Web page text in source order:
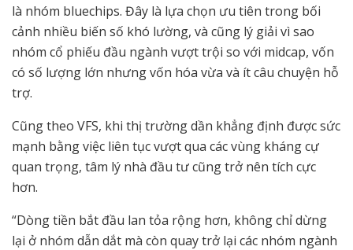
là nhóm bluechips. Đây là lựa chọn ưu tiên trong bối
cảnh nhiều biến số khó lường, và cũng lý giải vì sao
nhóm cổ phiếu đầu ngành vượt trội so với midcap, vốn
có số lượng lớn nhưng vốn hóa vừa và ít câu chuyện hỗ
trợ.
Cũng theo VFS, khi thị trường dần khẳng định được sức
mạnh bằng việc liên tục vượt qua các vùng kháng cự
quan trọng, tâm lý nhà đầu tư cũng trở nên tích cực
hơn.
“Dòng tiền bắt đầu lan tỏa rộng hơn, không chỉ dừng
lại ở nhóm dẫn dắt mà còn quay trở lại các nhóm ngành